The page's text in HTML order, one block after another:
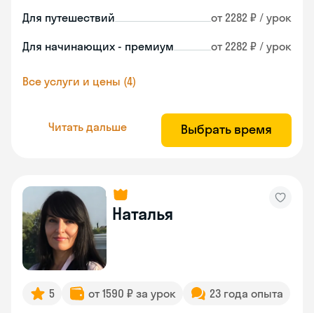
Для путешествий от 2282 ₽ / урок
Для начинающих - премиум от 2282 ₽ / урок
Все услуги и цены (4)
Читать дальше Выбрать время
Наталья
5 от 1590 ₽ за урок 23 года опыта